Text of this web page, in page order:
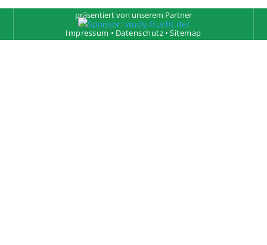
präsentiert von unserem Partner
Impressum • Datenschutz •Sitemap